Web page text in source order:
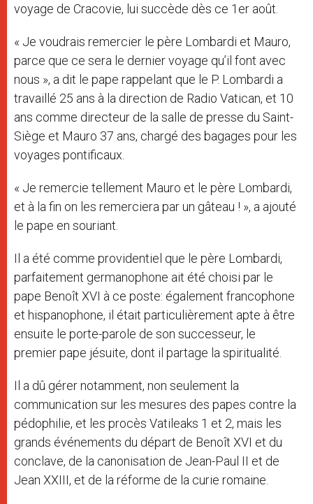
voyage de Cracovie, lui succède dès ce 1er août.
« Je voudrais remercier le père Lombardi et Mauro,
parce que ce sera le dernier voyage qu’il font avec
nous », a dit le pape rappelant que le P. Lombardi a
travaillé 25 ans à la direction de Radio Vatican, et 10
ans comme directeur de la salle de presse du Saint-
Siège et Mauro 37 ans, chargé des bagages pour les
voyages pontificaux.
« Je remercie tellement Mauro et le père Lombardi,
et à la fin on les remerciera par un gâteau ! », a ajouté
le pape en souriant.
Il a été comme providentiel que le père Lombardi,
parfaitement germanophone ait été choisi par le
pape Benoît XVI à ce poste: également francophone
et hispanophone, il était particulièrement apte à être
ensuite le porte-parole de son successeur, le
premier pape jésuite, dont il partage la spiritualité.
Il a dû gérer notamment, non seulement la
communication sur les mesures des papes contre la
pédophilie, et les procès Vatileaks 1 et 2, mais les
grands événements du départ de Benoît XVI et du
conclave, de la canonisation de Jean-Paul II et de
Jean XXIII, et de la réforme de la curie romaine.